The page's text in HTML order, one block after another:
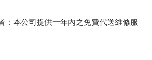
：本公司提供一年內之免費代送維修服